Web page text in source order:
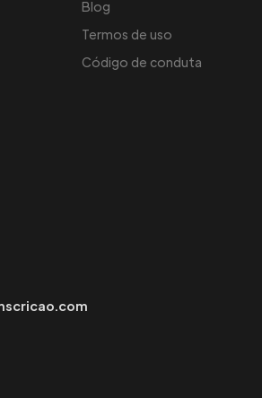
Blog
Termos de uso
Código de conduta